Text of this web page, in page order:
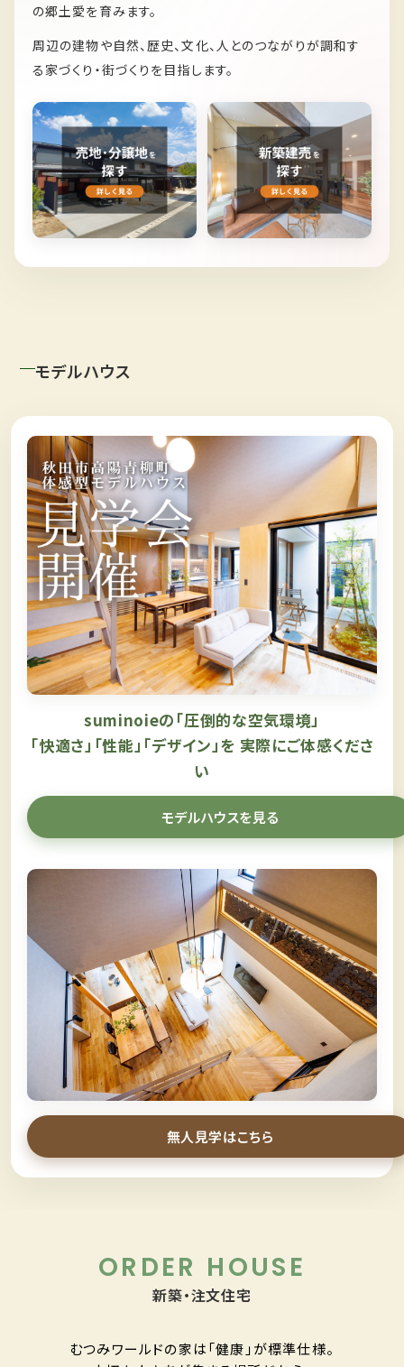
の郷土愛を育みます。
周辺の建物や自然、歴史、文化、人とのつながりが調和す
る家づくり・街づくりを目指します。
モデルハウス
suminoieの「圧倒的な空気環境」
「快適さ」「性能」「デザイン」を 実際にご体感くださ
い
モデルハウスを見る
無人見学無人見学はこちら
ORDER HOUSE
新築・注文住宅
むつみワールドの家は「健康」が標準仕様。